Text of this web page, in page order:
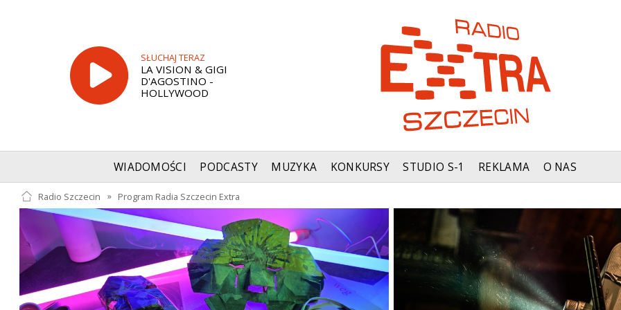
SŁUCHAJ TERAZ
LA VISION & GIGI
D'AGOSTINO -
HOLLYWOOD
WIADOMOŚCI PODCASTY MUZYKA KONKURSY STUDIO S-1 REKLAMA O NAS
Radio Szczecin » Program Radia Szczecin Extra